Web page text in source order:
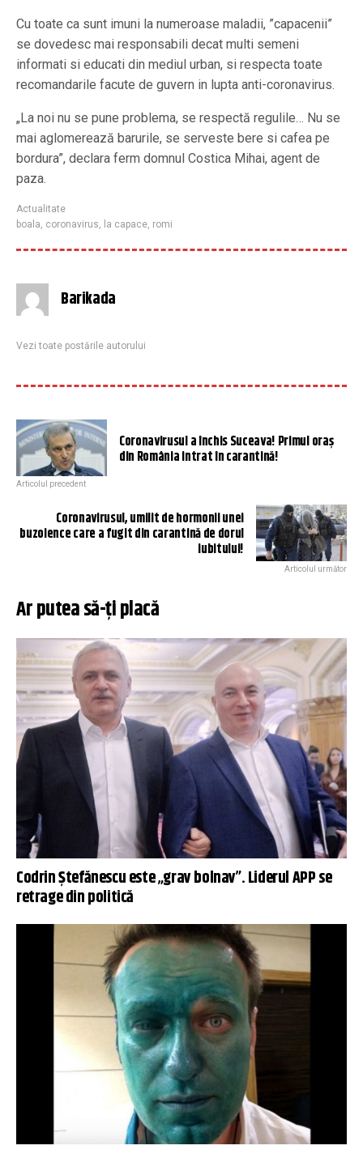
Cu toate ca sunt imuni la numeroase maladii, ”capacenii”
se dovedesc mai responsabili decat multi semeni
informati si educati din mediul urban, si respecta toate
recomandarile facute de guvern in lupta anti-coronavirus.
„La noi nu se pune problema, se respectă regulile… Nu se
mai aglomerează barurile, se serveste bere si cafea pe
bordura”, declara ferm domnul Costica Mihai, agent de
paza.
Actualitate
boala, coronavirus, la capace, romi
Barikada
Vezi toate postările autorului
Coronavirusul a închis Suceava! Primul oraș
din România intrat în carantină!
Articolul precedent
Coronavirusul, umilit de hormonii unei
buzoience care a fugit din carantină de dorul
iubitului!
Articolul următor
Ar putea să-ți placă
Codrin Ștefănescu este „grav bolnav”. Liderul APP se
retrage din politică